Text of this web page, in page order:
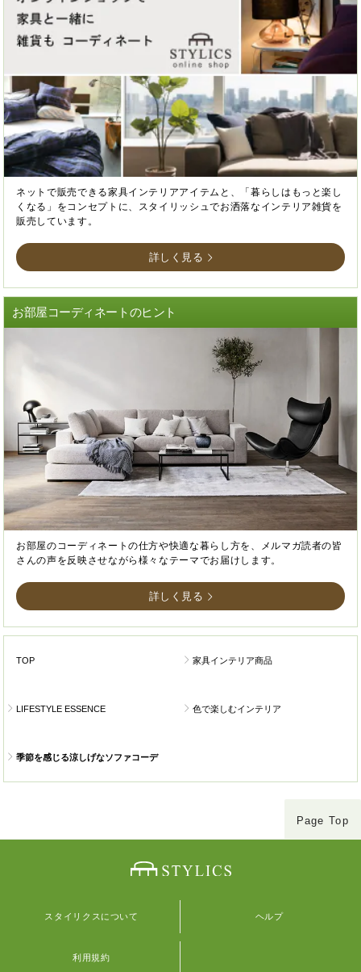
ネットで販売できる家具インテリアアイテムと、「暮らしはもっと楽し
くなる」をコンセプトに、スタイリッシュでお洒落なインテリア雑貨を
販売しています。
詳しく見る
お部屋コーディネートのヒント
お部屋のコーディネートの仕方や快適な暮らし方を、メルマガ読者の皆
さんの声を反映させながら様々なテーマでお届けします。
詳しく見る
TOP 家具インテリア商品
LIFESTYLE ESSENCE 色で楽しむインテリア
季節を感じる涼しげなソファコーデ
Page Top
スタイリクスについて ヘルプ
利用規約